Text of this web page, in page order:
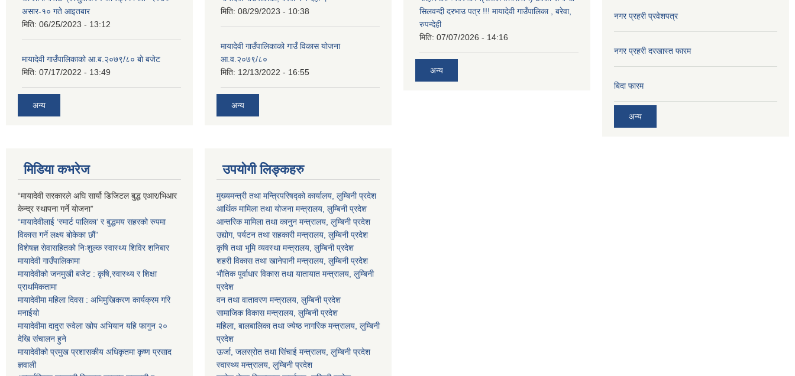
असार-१० गते आइतबार
मिति: 06/25/2023 - 13:12
मायादेवी गाउँपालिकाको आ.ब.२०७९/८० बो बजेट
मिति: 07/17/2022 - 13:49
अन्य
मिति: 08/29/2023 - 10:38
मायादेवी गाउँपालिकाको गाउँ विकास योजना
आ.व.२०७९/८०
मिति: 12/13/2022 - 16:55
अन्य
सिलवन्दी दरभाउ पत्र !!! मायादेवी गाउँपालिका , बरेवा,
रुपन्देही
मिति: 07/07/2026 - 14:16
अन्य
नगर प्रहरी प्रवेशपत्र
नगर प्रहरी दरखास्त फारम
बिदा फारम
अन्य
मिडिया कभरेज
“मायादेवी सरकारले अघि सार्यो डिजिटल बुद्ध एआर/भिआर
केन्द्र स्थापना गर्ने योजना”
“मायादेवीलाई ‘स्मार्ट पालिका’ र बुद्धमय सहरको रुपमा
विकास गर्ने लक्ष्य बोकेका छौं”
विशेषज्ञ सेवासहितको निःशुल्क स्वास्थ्य शिविर शनिबार
मायादेवी गाउँपालिकामा
मायादेवीको जनमुखी बजेट : कृषि,स्वास्थ्य र शिक्षा
प्राथमिकतामा
मायादेवीमा महिला दिवस : अभिमुखिकरण कार्यक्रम गरि
मनाईयो
मायादेवीमा दादुरा रुवेला खोप अभियान यहि फागुन २०
देखि संचालन हुने
मायादेवीको प्रमुख प्रशासकीय अधिकृतमा कृष्ण प्रसाद
ज्ञवाली
उपयोगी लिङ्कहरु
मुख्यमन्त्री तथा मन्त्रिपरिषद्को कार्यालय, लुम्बिनी प्रदेश
आर्थिक मामिला तथा योजना मन्त्रालय, लुम्बिनी प्रदेश
आन्तरिक मामिला तथा कानुन मन्त्रालय, लुम्बिनी प्रदेश
उद्योग, पर्यटन तथा सहकारी मन्त्रालय, लुम्बिनी प्रदेश
कृषि तथा भूमि व्यवस्था मन्त्रालय, लुम्बिनी प्रदेश
शहरी विकास तथा खानेपानी मन्त्रालय, लुम्बिनी प्रदेश
भौतिक पूर्वाधार विकास तथा यातायात मन्त्रालय, लुम्बिनी
प्रदेश
वन तथा वातावरण मन्त्रालय, लुम्बिनी प्रदेश
सामाजिक विकास मन्त्रालय, लुम्बिनी प्रदेश
महिला, बालबालिका तथा ज्येष्ठ नागरिक मन्त्रालय, लुम्बिनी
प्रदेश
ऊर्जा, जलस्रोत तथा सिंचाई मन्त्रालय, लुम्बिनी प्रदेश
स्वास्थ्य मन्त्रालय, लुम्बिनी प्रदेश